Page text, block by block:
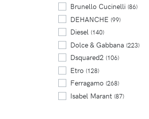
Brunello Cucinelli (86)
DEHANCHE (99)
Diesel (140)
Dolce & Gabbana (223)
Dsquared2 (106)
Etro (128)
Ferragamo (268)
Isabel Marant (87)